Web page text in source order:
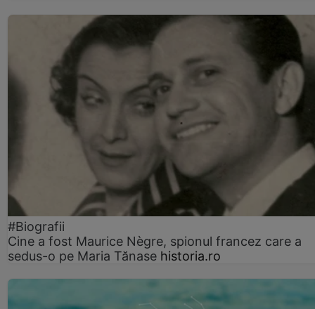
#Biografii
Cine a fost Maurice Nègre, spionul francez care a
sedus-o pe Maria Tănase historia.ro